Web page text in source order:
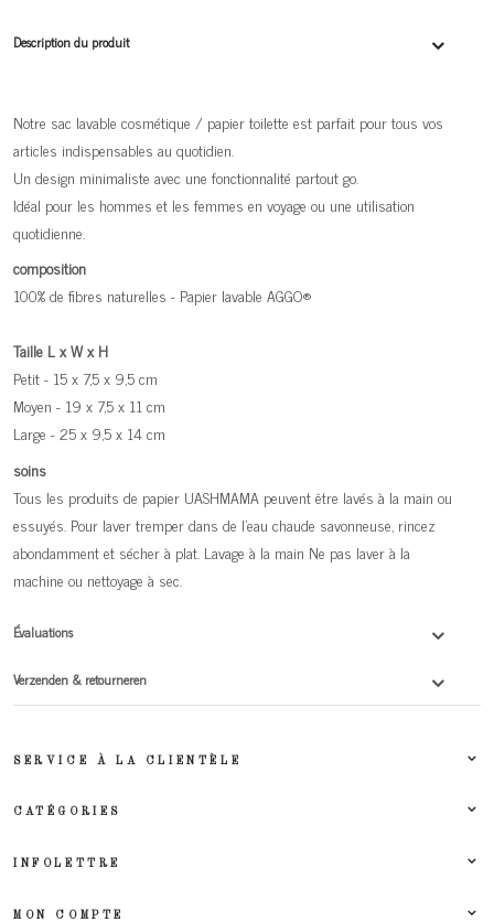
Description du produit
Notre sac lavable cosmétique / papier toilette est parfait pour tous vos
articles indispensables au quotidien.
Un design minimaliste avec une fonctionnalité partout go.
Idéal pour les hommes et les femmes en voyage ou une utilisation
quotidienne.
composition
100% de fibres naturelles - Papier lavable AGGO®
Taille L x W x H
Petit - 15 x 7,5 x 9,5 cm
Moyen - 19 x 7,5 x 11 cm
Large - 25 x 9,5 x 14 cm
soins
Tous les produits de papier UASHMAMA peuvent être lavés à la main ou
essuyés. Pour laver tremper dans de l'eau chaude savonneuse, rincez
abondamment et sécher à plat. Lavage à la main Ne pas laver à la
machine ou nettoyage à sec.
Évaluations
Verzenden & retourneren
SERVICE À LA CLIENTÈLE
CATÉGORIES
INFOLETTRE
MON COMPTE